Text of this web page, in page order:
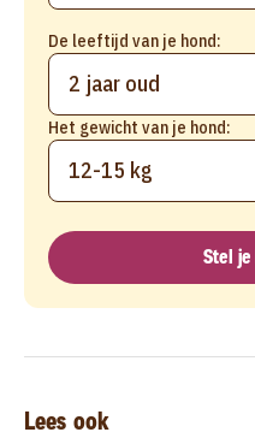
De leeftijd van je hond:
2 jaar oud
Het gewicht van je hond:
12-15 kg
Stel je
Lees ook